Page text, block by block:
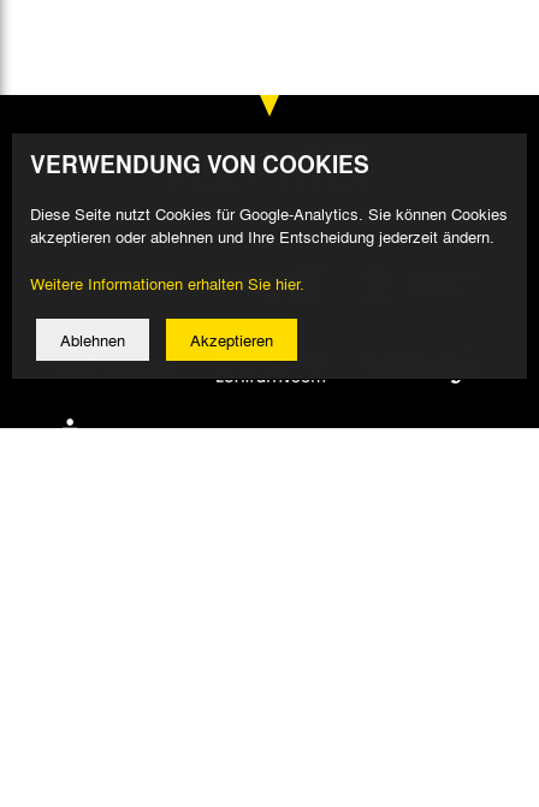
VERWENDUNG VON COOKIES
Diese Seite nutzt Cookies für Google-Analytics. Sie können Cookies
akzeptieren oder ablehnen und Ihre Entscheidung jederzeit ändern.
Weitere Informationen erhalten Sie hier.
Ablehnen Akzeptieren